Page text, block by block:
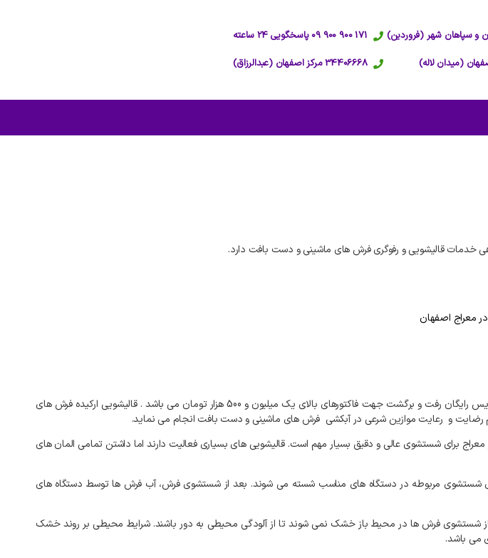
171 900 900 09 پاسخگویی 24 ساعته
34406668 مرکز اصفهان (عبدالرزاق)
خدمات قالیشویی و رفوگری فرش های ماشینی و دست بافت دارد.
رایگان رفت و برگشت جهت فاکتورهای بالای یک میلیون و 500 هزار تومان می باشد.قالیشویی ارکیده فرش های
رضایت و رعایت موازین شرعی در آبکشی فرش های ماشینی و دست بافت انجام می نماید.
معراج برای شستشوی عالی و دقیق بسیار مهم است.قالیشویی های بسیاری فعالیت دارند اما داشتن تمامی المان های
شستشوی مربوطه در دستگاه های مناسب شسته می شوند. بعد از شستشوی فرش، آب فرش ها توسط دستگاه های
از شستشوی فرش ها در محیط باز خشک نمی شوند تا از آلودگی محیطی به دور باشند.شرایط محیطی بر روند خشک
می باشد.